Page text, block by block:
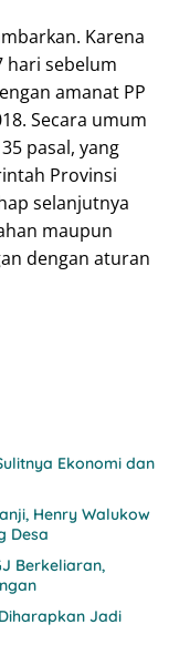
Karena
hari sebelum
amanat PP
Secara umum
pasal, yang
Provinsi
selanjutnya
maupun
dengan aturan
Ekonomi dan
Henry Walukow
Desa
Berkeliaran,
Diharapkan Jadi